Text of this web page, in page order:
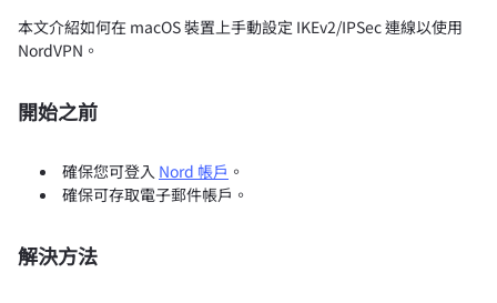
本文介紹如何在 macOS 裝置上手動設定 IKEv2/IPSec 連線以使用
NordVPN。
開始之前
確保您可登入 Nord 帳戶 。
確保可存取電子郵件帳戶。
解決方法